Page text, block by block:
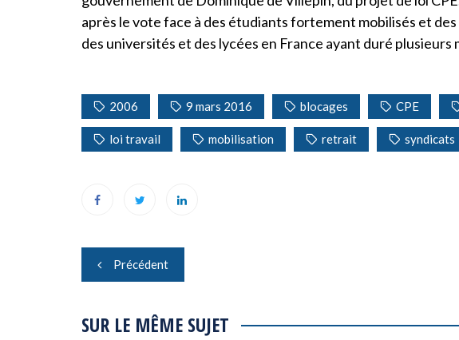
après le vote face à des étudiants fortement mobilisés et
des universités et des lycées en France ayant duré plusieurs
2006 9 mars 2016 blocages CPE
loi travail mobilisation retrait syndicats
Navigation
de
l’article
Précédent
SUR LE MÊME SUJET